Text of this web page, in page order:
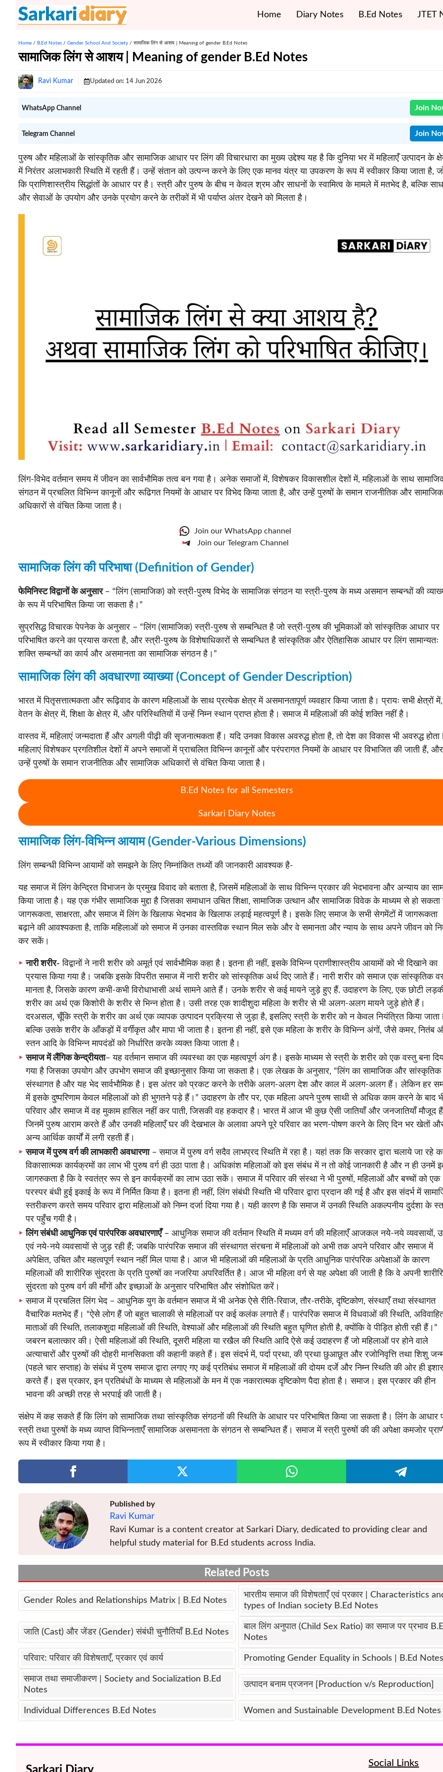
Home Diary Notes B.Ed Notes JTET
Home / B.Ed Notes / Gender School And Society / सामाजिक लिंग से आशय | Meaning of gender B.Ed Notes
सामाजिक लिंग से आशय | Meaning of gender B.Ed Notes
Ravi Kumar Updated on: 14 Jun 2026
WhatsApp Channel Join
Telegram Channel Join
पुरुष और महिलाओं के सांस्कृतिक और सामाजिक आधार पर लिंग की विचारधारा का मुख्य उद्देश्य यह है कि दुनिया भर में महिलाएँ उत्पादन के
में निरंतर अलाभकारी स्थिति में रहती हैं। उन्हें संतान को उत्पन्न करने के लिए एक मानव यंत्र या उपकरण के रूप में स्वीकार किया जाता है,
कि प्राणिशास्त्रीय सिद्धांतों के आधार पर है। स्त्री और पुरुष के बीच न केवल श्रम और साधनों के स्वामित्व के मामले में मतभेद है, बल्कि
और सेवाओं के उपयोग और उनके प्रयोग करने के तरीकों में भी पर्याप्त अंतर देखने को मिलता है।
लिंग-विभेद वर्तमान समय में जीवन का सार्वभौमिक तत्व बन गया है। अनेक समाजों में, विशेषकर विकासशील देशों में, महिलाओं के साथ
संगठन में प्रचलित विभिन्न कानूनों और रूढिगत नियमों के आधार पर विभेद किया जाता है, और उन्हें पुरुषों के समान राजनीतिक और सामाजिक
अधिकारों से वंचित किया जाता है।
Join our WhatsApp channel
Join our Telegram Channel
सामाजिक लिंग की परिभाषा (Definition of Gender)
फेमिनिस्ट विद्वानों के अनुसार – “लिंग (सामाजिक) को स्त्री-पुरुष विभेद के सामाजिक संगठन या स्त्री-पुरुष के मध्य असमान सम्बन्धों की
के रूप में परिभाषित किया जा सकता है।”
सुप्रसिद्ध विचारक पेपनेक के अनुसार – “लिंग (सामाजिक) स्त्री-पुरुष से सम्बन्धित है जो स्त्री-पुरुष की भूमिकाओं को सांस्कृतिक आधार पर
परिभाषित करने का प्रयास करता है, और स्त्री-पुरुष के विशेषाधिकारों से सम्बन्धित है सांस्कृतिक और ऐतिहासिक आधार पर लिंग सामान्यतः
शक्ति सम्बन्धों का कार्य और असमानता का सामाजिक संगठन है।”
सामाजिक लिंग की अवधारणा व्याख्या (Concept of Gender Description)
भारत में पितृसत्तात्मकता और रूढ़िवाद के कारण महिलाओं के साथ प्रत्येक क्षेत्र में असमानतापूर्ण व्यवहार किया जाता है। प्रायः सभी क्षेत्रों में,
वेतन के क्षेत्र में, शिक्षा के क्षेत्र में, और परिस्थितियों में उन्हें निम्न स्थान प्राप्त होता है। समाज में महिलाओं की कोई शक्ति नहीं है।
वास्तव में, महिलाएं जन्मदाता हैं और अगली पीढ़ी की सृजनात्मकता हैं। यदि उनका विकास अवरुद्ध होता है, तो देश का विकास भी अवरुद्ध
महिलाएं विशेषकर प्रगतिशील देशों में अपने समाजों में प्राचलित विभिन्न कानूनों और परंपरागत नियमों के आधार पर विभाजित की जाती हैं, और
उन्हें पुरुषों के समान राजनीतिक और सामाजिक अधिकारों से वंचित किया जाता है।
B.Ed Notes for all Semesters
Sarkari Diary Notes
सामाजिक लिंग-विभिन्न आयाम (Gender-Various Dimensions)
लिंग सम्बन्धी विभिन्न आयामों को समझने के लिए निम्नांकित तथ्यों की जानकारी आवश्यक है-
यह समाज में लिंग केन्द्रित विभाजन के प्रमुख विवाद को बताता है, जिसमें महिलाओं के साथ विभिन्न प्रकार की भेदभावना और अन्याय का
किया जाता है। यह एक गंभीर सामाजिक मुद्दा है जिसका समाधान उचित शिक्षा, सामाजिक उत्थान और सामाजिक विवेक के माध्यम से हो
जागरूकता, साक्षरता, और समाज में लिंग के खिलाफ भेदभाव के खिलाफ लड़ाई महत्वपूर्ण है। इसके लिए समाज के सभी सेगमेंटों में जागरूकता
बढ़ाने की आवश्यकता है, ताकि महिलाओं को समाज में उनका वास्तविक स्थान मिल सके और वे समानता और न्याय के साथ अपने जीवन को
कर सकें।
नारी शरीर- विद्वानों ने नारी शरीर को अमूर्त एवं सार्वभौमिक कहा है। इतना ही नहीं, इसके विभिन्न प्राणीशास्त्रीय आयामों को भी दिखाने का
प्रयास किया गया है। जबकि इसके विपरीत समाज में नारी शरीर को सांस्कृतिक अर्थ दिए जाते हैं। नारी शरीर को समाज एक सांस्कृतिक
मानता है, जिसके कारण कभी-कभी विरोधाभासी अर्थ सामने आते हैं। उनके शरीर से कई मायने जुड़े हुए हैं. उदाहरण के लिए, एक छोटी
शरीर का अर्थ एक किशोरी के शरीर से भिन्न होता है। उसी तरह एक शादीशुदा महिला के शरीर से भी अलग-अलग मायने जुड़े होते हैं।
दरअसल, चूँकि स्त्री के शरीर का अर्थ एक व्यापक उत्पादन प्रक्रिया से जुड़ा है, इसलिए स्त्री के शरीर को न केवल नियंत्रित किया जाता
बल्कि उसके शरीर के आँकड़ों में वर्गीकृत और मापा भी जाता है। इतना ही नहीं, इसे एक महिला के शरीर के विभिन्न अंगों, जैसे कमर, नितंब
स्तन आदि के विभिन्न मापदंडों को निर्धारित करके व्यक्त किया जाता है।
समाज में लैंगिक केन्द्रीयता– यह वर्तमान समाज की व्यवस्था का एक महत्वपूर्ण अंग है। इसके माध्यम से स्त्री के शरीर को एक वस्तु बना
गया है जिसका उपयोग और उपभोग समाज की इच्छानुसार किया जा सकता है। एक लेखक के अनुसार, “लिंग का सामाजिक और
संस्थागत है और यह भेद सार्वभौमिक है। इस अंतर को प्रकट करने के तरीके अलग-अलग देश और काल में अलग-अलग हैं। लेकिन हर
में इसके दुष्परिणाम केवल महिलाओं को ही भुगतने पड़े हैं।” उदाहरण के तौर पर, एक महिला अपने पुरुष साथी से अधिक काम करने के बाद
परिवार और समाज में वह मुकाम हासिल नहीं कर पाती, जिसकी वह हकदार है। भारत में आज भी कुछ ऐसी जातियाँ और जनजातियाँ मौजूद हैं
जिनमें पुरुष आराम करते हैं और उनकी महिलाएँ घर की देखभाल के अलावा अपने पूरे परिवार का भरण-पोषण करने के लिए दिन भर खेतों
अन्य आर्थिक कार्यों में लगी रहती हैं।
समाज में पुरुष वर्ग की लाभकारी अवधारणा– समाज में पुरुष वर्ग सदैव लाभप्रद स्थिति में रहा है। यहां तक कि सरकार द्वारा चलाये जा रहे
विकासात्मक कार्यक्रमों का लाभ भी पुरुष वर्ग ही उठा पाता है। अधिकांश महिलाओं को इस संबंध में न तो कोई जानकारी है और न ही उनमें
जागरुकता है कि वे स्वतंत्र रूप से इन कार्यक्रमों का लाभ उठा सकें। समाज में परिवार की संस्था ने भी पुरुषों, महिलाओं और बच्चों को एक
परस्पर बंधी हुई इकाई के रूप में निर्मित किया है। इतना ही नहीं, लिंग संबंधी स्थिति भी परिवार द्वारा प्रदान की गई है और इस संदर्भ में
स्तरीकरण करते समय परिवार द्वारा महिलाओं को निम्न दर्जा दिया गया है। यही कारण है कि समाज में उनकी स्थिति अकल्पनीय दुर्दशा के
पर पहुँच गयी है।
लिंग संबंधी आधुनिक एवं पारंपरिक अवधारणाएँ– आधुनिक समाज की वर्तमान स्थिति में मध्यम वर्ग की महिलाएँ आजकल नये-नये व्यवसायों,
एवं नये-नये व्यवसायों से जुड़ रही हैं; जबकि पारंपरिक समाज की संस्थागत संरचना में महिलाओं को अभी तक अपने परिवार और समाज में
अपेक्षित, उचित और महत्वपूर्ण स्थान नहीं मिल पाया है। आज भी महिलाओं की महिलाओं के प्रति आधुनिक पारंपरिक अपेक्षाओं के कारण
महिलाओं की शारीरिक सुंदरता के प्रति पुरुषों का नजरिया अपरिवर्तित है। आज भी महिला वर्ग से यह अपेक्षा की जाती है कि वे अपनी
सुंदरता को पुरुष वर्ग की माँगों और इच्छाओं के अनुसार परिभाषित और संशोधित करें।
समाज में प्रचलित लिंग भेद – आधुनिक युग के वर्तमान समाज में भी अनेक ऐसे रीति-रिवाज, तौर-तरीके, दृष्टिकोण, संस्थाएँ तथा संस्थागत
वैचारिक मतभेद हैं। “ऐसे लोग हैं जो बहुत चालाकी से महिलाओं पर कई कलंक लगाते हैं। पारंपरिक समाज में विधवाओं की स्थिति,
माताओं की स्थिति, तलाकशुदा महिलाओं की स्थिति, वेश्याओं और महिलाओं की स्थिति बहुत घृणित होती है, क्योंकि वे पीड़ित होती रही हैं।”
जबरन बलात्कार की। ऐसी महिलाओं की स्थिति, दूसरी महिला या रखैल की स्थिति आदि ऐसे कई उदाहरण हैं जो महिलाओं पर होने वाले
अत्याचारों और पुरुषों की दोहरी मानसिकता की कहानी कहते हैं। इस संदर्भ में, पर्दा प्रथा, की प्रथा छुआछूत और रजोनिवृत्ति तथा शिशु
(पहले चार सप्ताह) के संबंध में पुरुष समाज द्वारा लगाए गए कई प्रतिबंध समाज में महिलाओं की दोयम दर्जे और निम्न स्थिति की ओर ही
करते हैं। इस प्रकार, इन प्रतिबंधों के माध्यम से महिलाओं के मन में एक नकारात्मक दृष्टिकोण पैदा होता है। समाज। इस प्रकार की हीन
भावना की अच्छी तरह से भरपाई की जाती है।
संक्षेप में कह सकते हैं कि लिंग को सामाजिक तथा सांस्कृतिक संगठनों की स्थिति के आधार पर परिभाषित किया जा सकता है। लिंग के आधार
स्त्री तथा पुरुषों के मध्य व्याप्त विभिन्नताएँ सामाजिक असमानता के संगठन से सम्बन्धित हैं। समाज में स्त्री पुरुषों की की अपेक्षा कमजोर
रूप में स्वीकार किया गया है।
Published by
Ravi Kumar
Ravi Kumar is a content creator at Sarkari Diary, dedicated to providing clear and
helpful study material for B.Ed students across India.
Related Posts
Gender Roles and Relationships Matrix | B.Ed Notes
भारतीय समाज की विशेषताएँ एवं प्रकार | Characteristics
types of Indian society B.Ed Notes
जाति (Cast) और जेंडर (Gender) संबंधी चुनौतियाँ B.Ed Notes
बाल लिंग अनुपात (Child Sex Ratio) का समाज पर प्रभाव
Notes
परिवार: परिवार की विशेषताएँ, प्रकार एवं कार्य Promoting Gender Equality in Schools | B.Ed Notes
समाज तथा समाजीकरण | Society and Socialization B.Ed
Notes
उत्पादन बनाम प्रजनन [Production v/s Reproduction]
Individual Differences B.Ed Notes Women and Sustainable Development B.Ed Notes
Social Links